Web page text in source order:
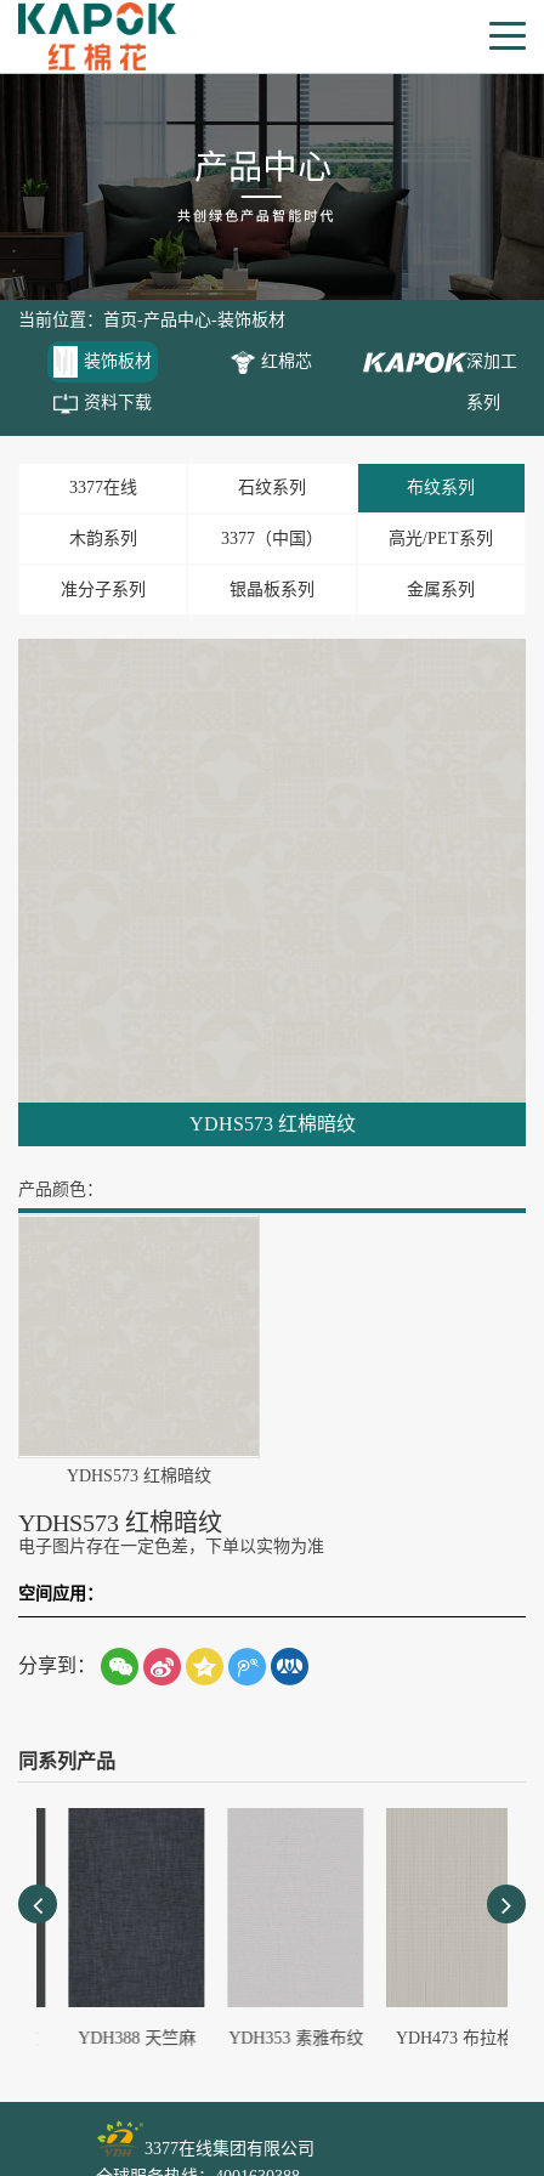
当前位置： 首页-产品中心-装饰板材
装饰板材 红棉芯 深加工
系列
资料下载
3377在线 石纹系列 布纹系列
木韵系列 3377（中国） 高光/PET系列
准分子系列 银晶板系列 金属系列
YDHS573 红棉暗纹
YDHS573 红棉暗纹
电子图片存在一定色差，下单以实物为准
空间应用：
分享到：
产品颜色：
YDHS573 红棉暗纹
同系列产品
YDH388 天竺麻 YDH353 素雅布纹 YDH473 布拉格
3377在线集团有限公司